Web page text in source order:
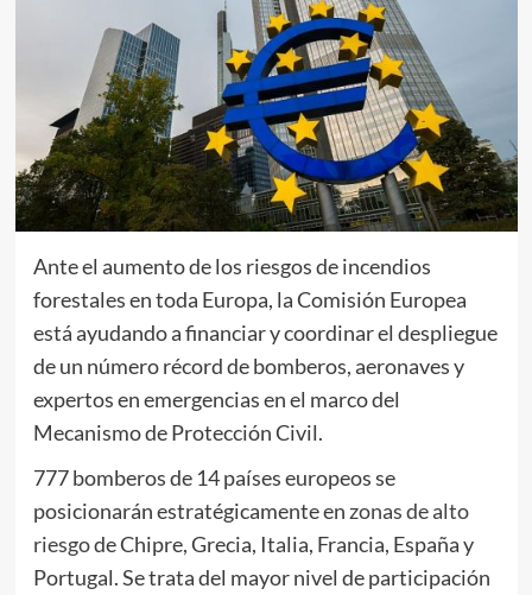
Ante el aumento de los riesgos de incendios
forestales en toda Europa, la Comisión Europea
está ayudando a financiar y coordinar el despliegue
de un número récord de bomberos, aeronaves y
expertos en emergencias en el marco del
Mecanismo de Protección Civil.
777 bomberos de 14 países europeos se
posicionarán estratégicamente en zonas de alto
riesgode Chipre, Grecia, Italia, Francia, España y
Portugal. Se trata del mayor nivel de participación